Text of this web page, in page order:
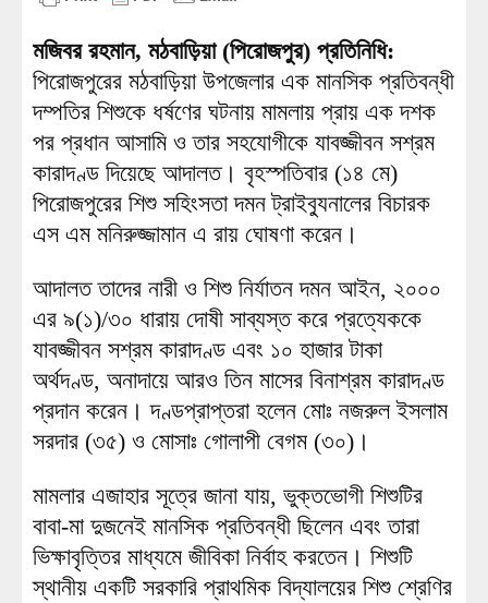
মজিবর রহমান, মঠবাড়িয়া (পিরোজপুর) প্রতিনিধি:
পিরোজপুরের মঠবাড়িয়া উপজেলার এক মানসিক প্রতিবন্ধী
দম্পতির শিশুকে ধর্ষণের ঘটনায় মামলায় প্রায় এক দশক
পর প্রধান আসামি ও তার সহযোগীকে যাবজ্জীবন সশ্রম
কারাদণ্ড দিয়েছে আদালত। বৃহস্পতিবার (১৪ মে)
পিরোজপুরের শিশু সহিংসতা দমন ট্রাইব্যুনালের বিচারক
এস এম মনিরুজ্জামান এ রায় ঘোষণা করেন।
আদালত তাদের নারী ও শিশু নির্যাতন দমন আইন, ২০০০
এর ৯(১)/৩০ ধারায় দোষী সাব্যস্ত করে প্রত্যেককে
যাবজ্জীবন সশ্রম কারাদণ্ড এবং ১০ হাজার টাকা
অর্থদণ্ড, অনাদায়ে আরও তিন মাসের বিনাশ্রম কারাদণ্ড
প্রদান করেন। দণ্ডপ্রাপ্তরা হলেন মোঃ নজরুল ইসলাম
সরদার (৩৫) ও মোসাঃ গোলাপী বেগম (৩০)।
মামলার এজাহার সূত্রে জানা যায়, ভুক্তভোগী শিশুটির
বাবা-মা দুজনেই মানসিক প্রতিবন্ধী ছিলেন এবং তারা
ভিক্ষাবৃত্তির মাধ্যমে জীবিকা নির্বাহ করতেন। শিশুটি
স্থানীয় একটি সরকারি প্রাথমিক বিদ্যালয়ের শিশু শ্রেণির